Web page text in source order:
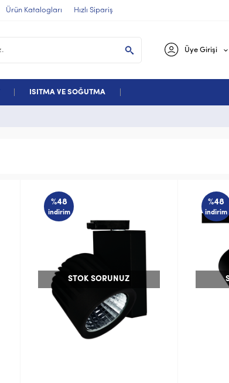
Ürün Katalogları Hızlı Sipariş
Üye Girişi
ISITMA VE SOĞUTMA
%48
indirim
STOK SORUNUZ
%48
indirim